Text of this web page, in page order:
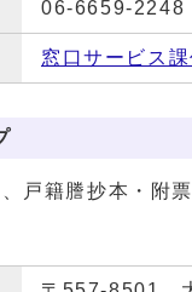
06-6659-2248
窓口サービス
戸籍謄抄本・附